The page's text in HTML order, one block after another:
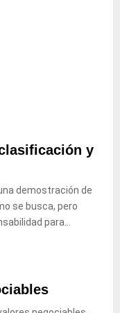
y
demostración de
se busca, pero
para...